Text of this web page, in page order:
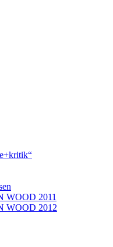
WOOD 2011
WOOD 2012